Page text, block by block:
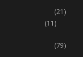
(21)
(11)
(79)